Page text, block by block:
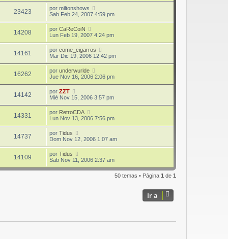
23423 por miltonshows
Sab Feb 24, 2007 4:59 pm
14208 por CaReCoiN
Lun Feb 19, 2007 4:24 pm
14161 por come_cigarros
Mar Dic 19, 2006 12:42 pm
16262 por underwurlde
Jue Nov 16, 2006 2:06 pm
14142 por ZZT
Mié Nov 15, 2006 3:57 pm
14331 por RetroCDA
Lun Nov 13, 2006 7:56 pm
14737 por Tidus
Dom Nov 12, 2006 1:07 am
14109 por Tidus
Sab Nov 11, 2006 2:37 am
50 temas • Página 1 de 1
Ir a